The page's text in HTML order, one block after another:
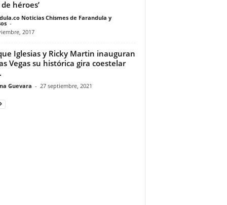
de héroes’
Noticias Chismes de Farandula y
-
2017
Iglesias y Ricky Martin inauguran
Vegas su histórica gira coestelar
Guevara - 27 septiembre, 2021